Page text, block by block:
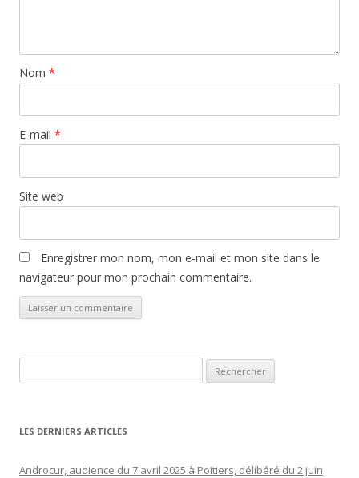
Nom *
E-mail *
Site web
Enregistrer mon nom, mon e-mail et mon site dans le
navigateur pour mon prochain commentaire.
LES DERNIERS ARTICLES
Androcur, audience du 7 avril 2025 à Poitiers, délibéré du 2 juin